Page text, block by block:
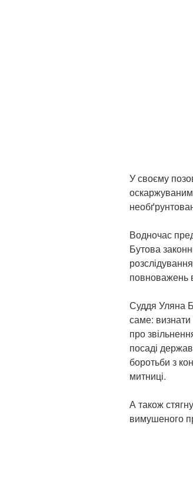
У своєму
Водночас
Бутова
повноважень
Суддя Уляна
саме: визнати
про
посаді
боротьби з
митниці.
А також
вимушеного